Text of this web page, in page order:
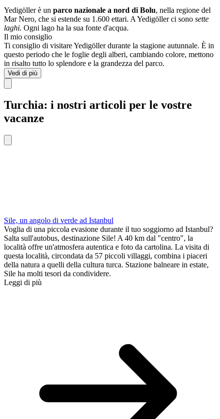
Yedigöller è un parco nazionale a nord di Bolu, nella regione del
Mar Nero, che si estende su 1.600 ettari. A Yedigöller ci sono sette
laghi. Ogni lago ha la sua fonte d'acqua.
Il mio consiglio
Ti consiglio di visitare Yedigöller durante la stagione autunnale. È in
questo periodo che le foglie degli alberi, cambiando colore, mettono
in risalto tutto lo splendore e la grandezza del parco.
Vedi di più
Turchia: i nostri articoli per le vostre
vacanze
Sile, un angolo di verde ad Istanbul
Voglia di una piccola evasione durante il tuo soggiorno ad Istanbul?
Salta sull'autobus, destinazione Sile! A 40 km dal "centro", la
località offre un'atmosfera autentica e foto da cartolina. La visita di
questa località, circondata da 57 piccoli villaggi, combina i piaceri
della natura a quelli della cultura turca. Stazione balneare in estate,
Sile ha molti tesori da condividere.
Leggi di più